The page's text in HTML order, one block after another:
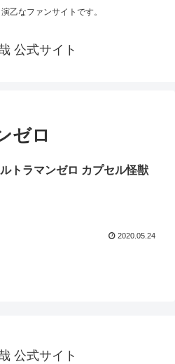
乙なファンサイトです。
公式サイト
ゼロ
トラマンゼロ カプセル怪獣
2020.05.24
公式サイト